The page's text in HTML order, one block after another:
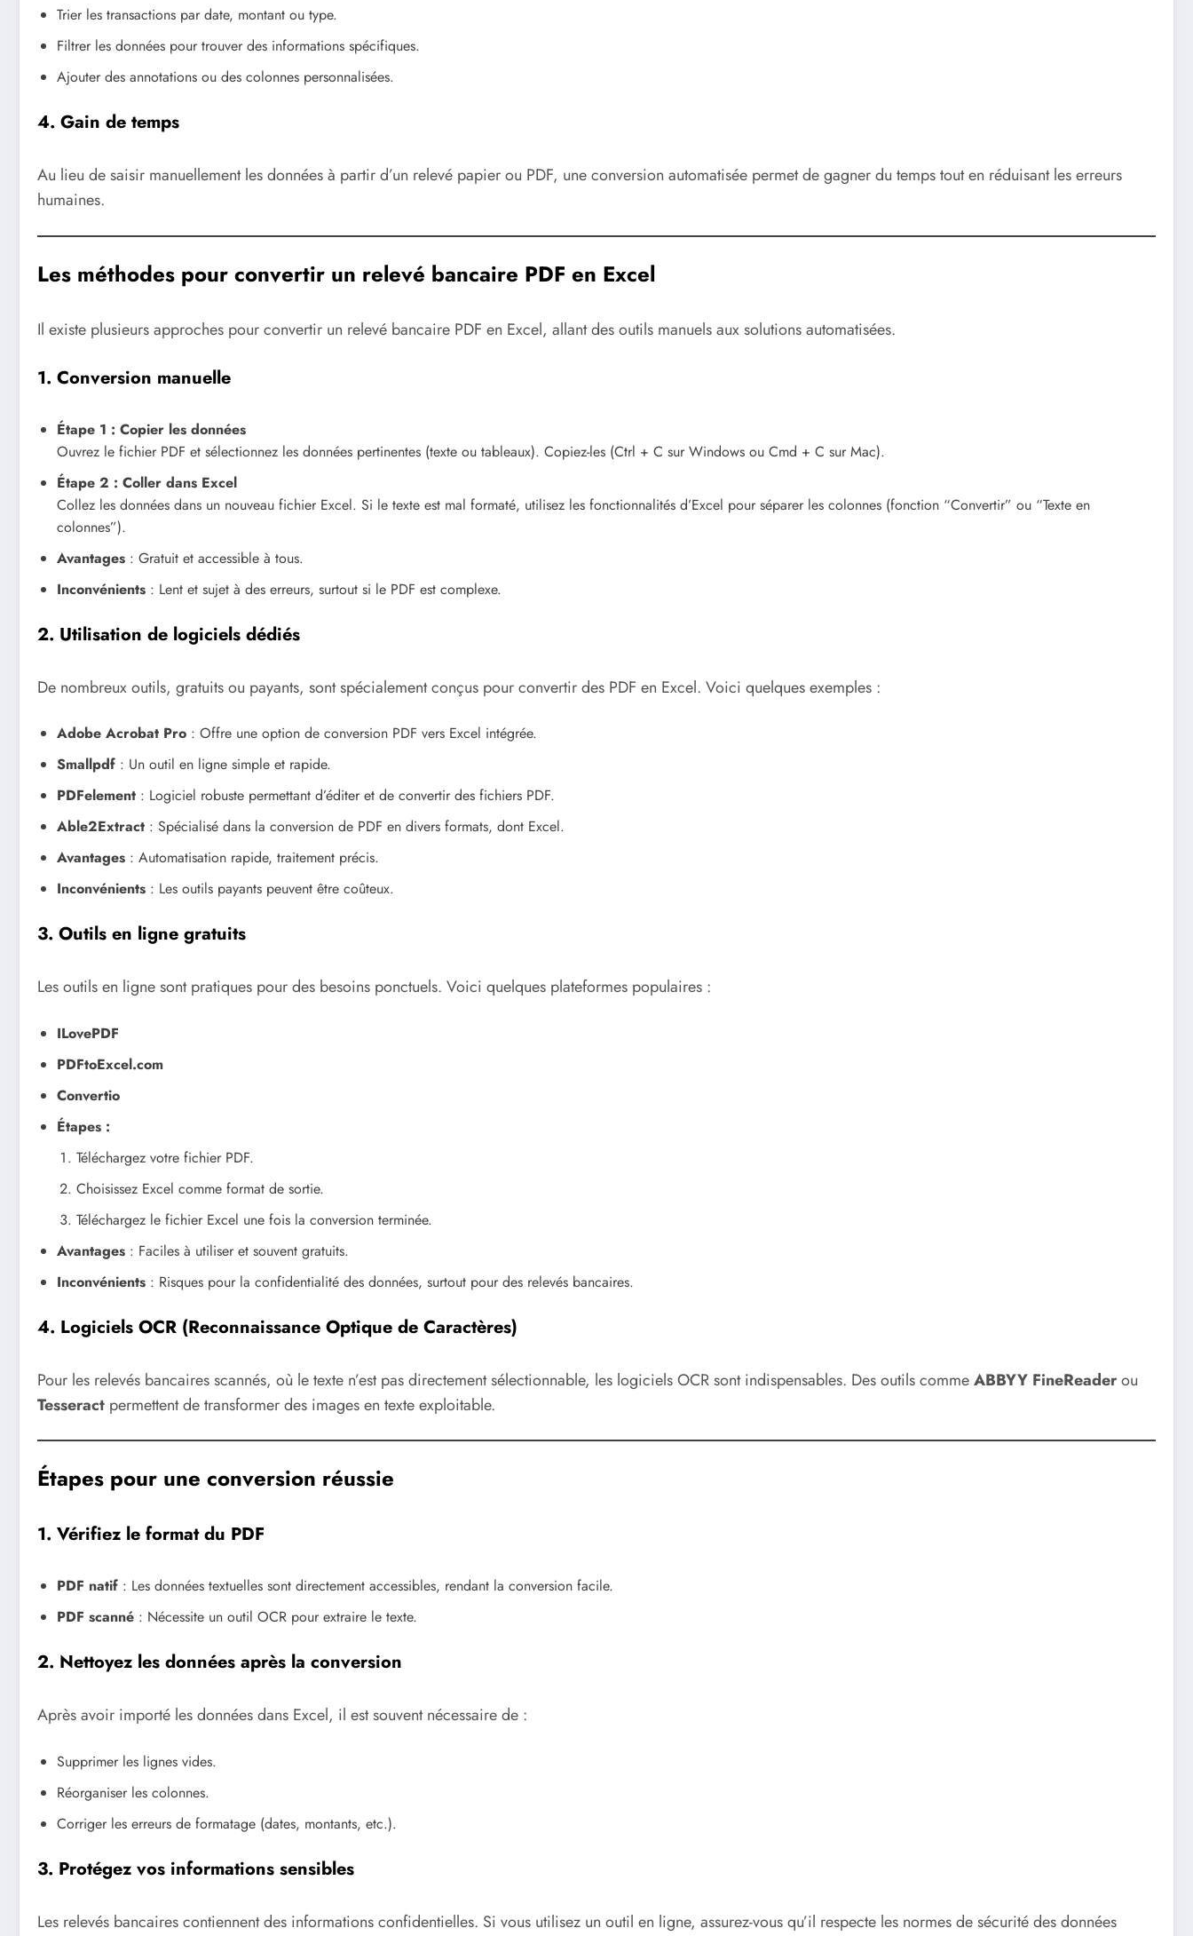
Trier les transactions par date, montant ou type.
Filtrer les données pour trouver des informations spécifiques.
Ajouter des annotations ou des colonnes personnalisées.
4. Gain de temps
Au lieu de saisir manuellement les données à partir d’un relevé papier ou PDF, une conversion automatisée permet de gagner du temps tout en réduisant les erreurs
humaines.
Les méthodes pour convertir un relevé bancaire PDF en Excel
Il existe plusieurs approches pour convertir un relevé bancaire PDF en Excel, allant des outils manuels aux solutions automatisées.
1. Conversion manuelle
Étape 1 : Copier les données
Ouvrez le fichier PDF et sélectionnez les données pertinentes (texte ou tableaux). Copiez-les (Ctrl + C sur Windows ou Cmd + C sur Mac).
Étape 2 : Coller dans Excel
Collez les données dans un nouveau fichier Excel. Si le texte est mal formaté, utilisez les fonctionnalités d’Excel pour séparer les colonnes (fonction “Convertir” ou “Texte en
colonnes”).
Avantages : Gratuit et accessible à tous.
Inconvénients : Lent et sujet à des erreurs, surtout si le PDF est complexe.
2. Utilisation de logiciels dédiés
De nombreux outils, gratuits ou payants, sont spécialement conçus pour convertir des PDF en Excel. Voici quelques exemples :
Adobe Acrobat Pro : Offre une option de conversion PDF vers Excel intégrée.
Smallpdf : Un outil en ligne simple et rapide.
PDFelement : Logiciel robuste permettant d’éditer et de convertir des fichiers PDF.
Able2Extract : Spécialisé dans la conversion de PDF en divers formats, dont Excel.
Avantages : Automatisation rapide, traitement précis.
Inconvénients : Les outils payants peuvent être coûteux.
3. Outils en ligne gratuits
Les outils en ligne sont pratiques pour des besoins ponctuels. Voici quelques plateformes populaires :
ILovePDF
PDFtoExcel.com
Convertio
Étapes :
Téléchargez votre fichier PDF.
Choisissez Excel comme format de sortie.
Téléchargez le fichier Excel une fois la conversion terminée.
Avantages : Faciles à utiliser et souvent gratuits.
Inconvénients : Risques pour la confidentialité des données, surtout pour des relevés bancaires.
4. Logiciels OCR (Reconnaissance Optique de Caractères)
Pour les relevés bancaires scannés, où le texte n’est pas directement sélectionnable, les logiciels OCR sont indispensables. Des outils commeABBYY FineReaderou
Tesseract permettent de transformer des images en texte exploitable.
Étapes pour une conversion réussie
1. Vérifiez le format du PDF
PDF natif : Les données textuelles sont directement accessibles, rendant la conversion facile.
PDF scanné : Nécessite un outil OCR pour extraire le texte.
2. Nettoyez les données après la conversion
Après avoir importé les données dans Excel, il est souvent nécessaire de :
Supprimer les lignes vides.
Réorganiser les colonnes.
Corriger les erreurs de formatage (dates, montants, etc.).
3. Protégez vos informations sensibles
Les relevés bancaires contiennent des informations confidentielles. Si vous utilisez un outil en ligne, assurez-vous qu’il respecte les normes de sécurité des données